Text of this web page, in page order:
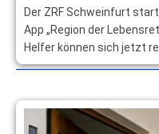
Der ZRF Schweinfurt
App „Region der
Helfer können sich jetzt